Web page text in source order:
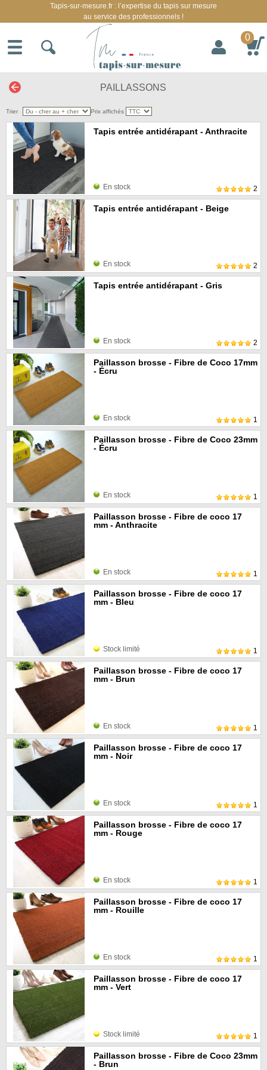
PAILLASSONS
Trier Prix affichés
Tapis entrée antidérapant - Anthracite
2
En stock
Tapis entrée antidérapant - Beige
2
En stock
Tapis entrée antidérapant - Gris
2
En stock
Paillasson brosse - Fibre de Coco 17mm
- Écru
1
En stock
Paillasson brosse - Fibre de Coco 23mm
- Écru
1
En stock
Paillasson brosse - Fibre de coco 17
mm - Anthracite
1
En stock
Paillasson brosse - Fibre de coco 17
mm - Bleu
1
Stock limité
Paillasson brosse - Fibre de coco 17
mm - Brun
1
En stock
Paillasson brosse - Fibre de coco 17
mm - Noir
1
En stock
Paillasson brosse - Fibre de coco 17
mm - Rouge
1
En stock
Paillasson brosse - Fibre de coco 17
mm - Rouille
1
En stock
Paillasson brosse - Fibre de coco 17
mm - Vert
1
Stock limité
Paillasson brosse - Fibre de Coco 23mm
- Brun
Tapis-sur-mesure.fr : l’expertise du tapis sur mesure
au service des professionnels !
0